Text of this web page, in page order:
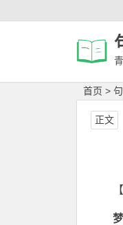
首页 >
正文